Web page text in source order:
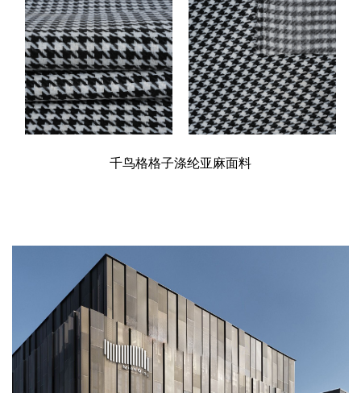
千鸟格格子涤纶亚麻面料